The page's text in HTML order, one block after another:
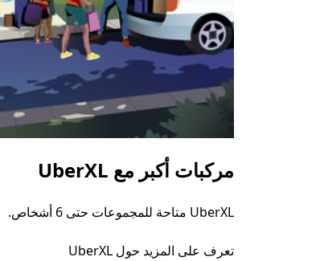
مركبات أكبر مع UberXL
UberXL متاحة للمجموعات حتى 6 أشخاص.
تعرف على المزيد حول UberXL